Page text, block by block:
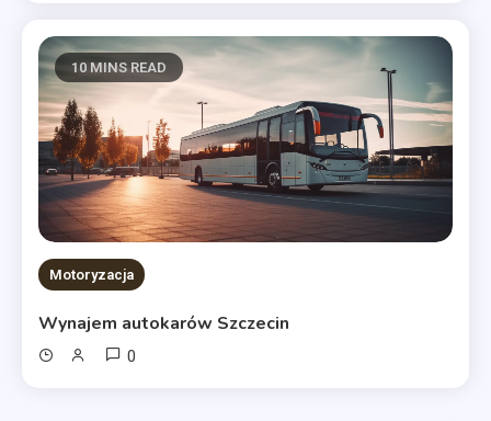
10 MINS READ
Motoryzacja
Wynajem autokarów Szczecin
0